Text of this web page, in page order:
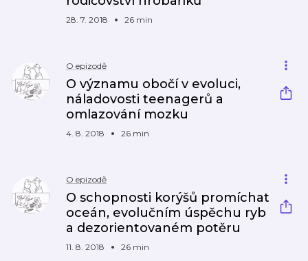
28. 7. 2018 26 min
O epizodě
O významu obočí v evoluci,
náladovosti teenagerů a
omlazování mozku
4. 8. 2018 26 min
O epizodě
O schopnosti korýšů promíchat
oceán, evolučním úspěchu ryb
a dezorientovaném potěru
11. 8. 2018 26 min